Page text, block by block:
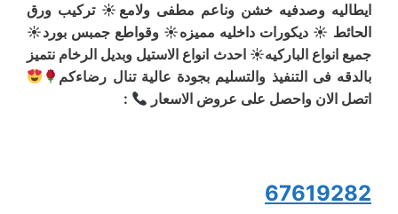
ايطاليه وصدفيه خشن وناعم مطفى ولامع☀ تركيب ورق
الحائط ☀ ديكورات داخليه مميزه☀ وقواطع جمبس بورد☀
جميع انواع الباركيه☀ احدث انواع الاستيل وبديل الرخام نتميز
بالدقه فى التنفيذ والتسليم بجودة عالية تنال رضاءكم
اتصل الان واحصل على عروض الاسعار
:
67619282